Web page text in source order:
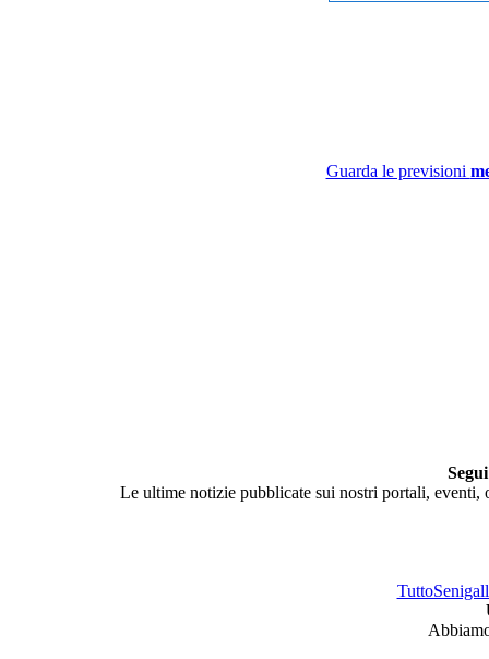
Guarda le previsioni
Le ultime notizie pubblicate sui nostri portali,